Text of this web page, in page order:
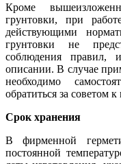
Кроме
грунтовки, при
действующими
грунтовки не
соблюдения правил,
описании. В случае
необходимо
обратиться за советом
Срок хранения
В фирменной
постоянной